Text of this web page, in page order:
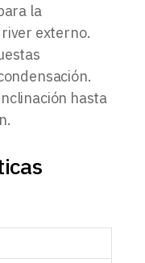
la
externo.
hasta